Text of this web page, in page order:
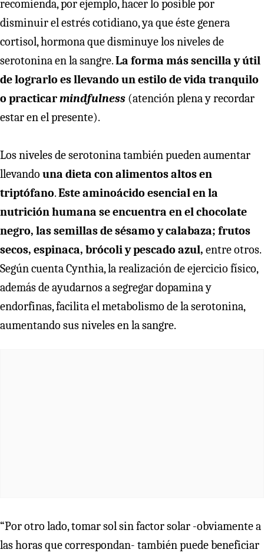
recomienda, por ejemplo, hacer lo posible por
disminuir el estrés cotidiano, ya que éste genera
cortisol, hormona que disminuye los niveles de
serotonina en la sangre.La forma más sencilla y útil
de lograrlo es llevando un estilo de vida tranquilo
o practicarmindfulness (atenciónplena y recordar
estar en el presente).
Los niveles de serotonina también pueden aumentar
llevando una dieta con alimentos altos en
triptófano.Este aminoácido esencial en la
nutrición humana se encuentra en el chocolate
negro, las semillas de sésamo y calabaza; frutos
secos, espinaca, brócoli y pescado azul, entre otros.
Según cuenta Cynthia, la realización de ejercicio físico,
además de ayudarnos a segregar dopamina y
endorfinas, facilita el metabolismo de la serotonina,
aumentando sus niveles en la sangre.
“Por otro lado, tomar sol sin factor solar -obviamente a
las horas que correspondan- también puede beneficiar